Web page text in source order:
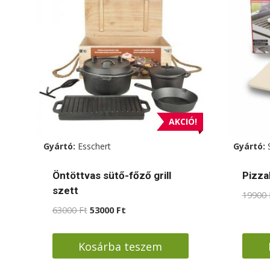
AKCIÓ!
Gyártó: Esschert
Öntöttvas sütő-főző grill
szett
63000Ft Original
was:
63000 Ft.
53000 FtCurrent
is:
53000 Ft.
Kosárba teszem
Gyártó:
19900